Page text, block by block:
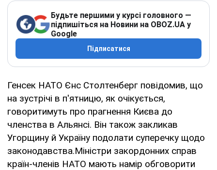
Будьте першими у курсі головного —
підпишіться на Новини на OBOZ.UA у
Google
Підписатися
Генсек НАТО Єнс Столтенберг повідомив, що
на зустрічі в п'ятницю, як очікується,
говоритимуть про прагнення Києва до
членства в Альянсі. Він також закликав
Угорщину й Україну подолати суперечку щодо
законодавства.Міністри закордонних справ
країн-членів НАТО мають намір обговорити